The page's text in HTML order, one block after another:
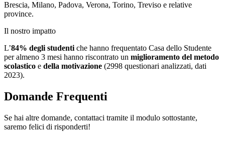
Brescia, Milano, Padova, Verona, Torino, Treviso e relative
province.
Il nostro impatto
L’84% degli studenti che hanno frequentato Casa dello Studente
per almeno 3 mesi hanno riscontrato un miglioramento del metodo
scolastico e della motivazione (2998 questionari analizzati, dati
2023).
Domande Frequenti
Se hai altre domande, contattaci tramite il modulo sottostante,
saremo felici di risponderti!